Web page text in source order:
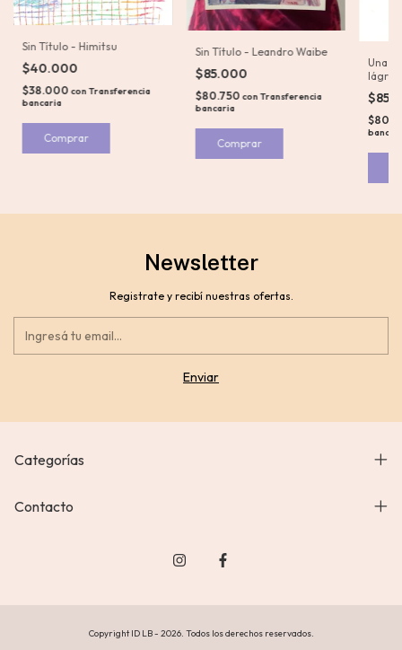
Sin Título - Himitsu
$40.000
$38.000 con Transferencia
bancaria
Sin Título - Leandro Waibe
$85.000
$80.750 conTransferencia
bancaria
Una
Newsletter
Registrate y recibí nuestras ofertas.
Categorías
Contacto
Copyright ID LB - 2026. Todos los derechos reservados.